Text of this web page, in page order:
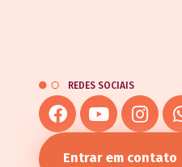
REDES SOCIAIS
Entrar em contato